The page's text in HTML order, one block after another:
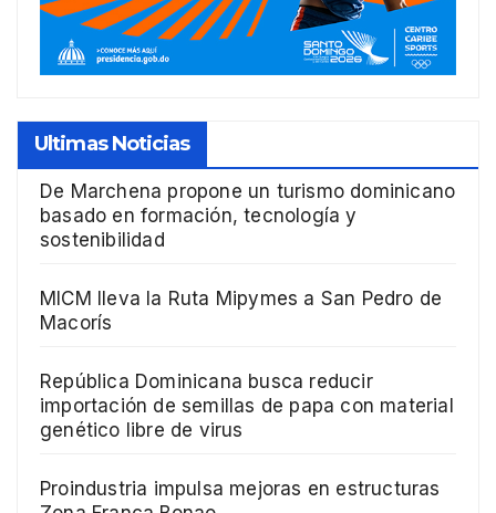
Ultimas Noticias
De Marchena propone un turismo dominicano
basado en formación, tecnología y
sostenibilidad
MICM lleva la Ruta Mipymes a San Pedro de
Macorís
República Dominicana busca reducir
importación de semillas de papa con material
genético libre de virus
Proindustria impulsa mejoras en estructuras